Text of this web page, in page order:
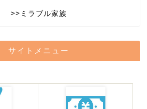
>> ミラブル家族
サイトメニュー